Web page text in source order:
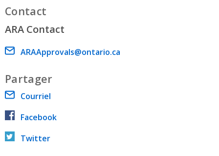
Contact
ARA Contact
Email address
ARAApprovals@ontario.ca
Partager
Courriel
Facebook
Twitter